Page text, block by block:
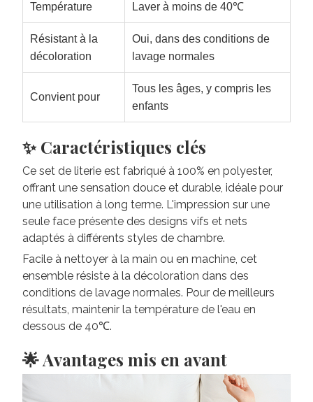
Température Laver à moins de 40℃
Résistant à la
décoloration
Oui, dans des conditions de
lavage normales
Convient pour
Tous les âges, y compris les
enfants
✨ Caractéristiques clés
Ce set de literie est fabriqué à 100% en polyester,
offrant une sensation douce et durable, idéale pour
une utilisation à long terme. L'impression sur une
seule face présente des designs vifs et nets
adaptés à différents styles de chambre.
Facile à nettoyer à la main ou en machine, cet
ensemble résiste à la décoloration dans des
conditions de lavage normales. Pour de meilleurs
résultats, maintenir la température de l'eau en
dessous de 40℃.
🌟 Avantages mis en avant